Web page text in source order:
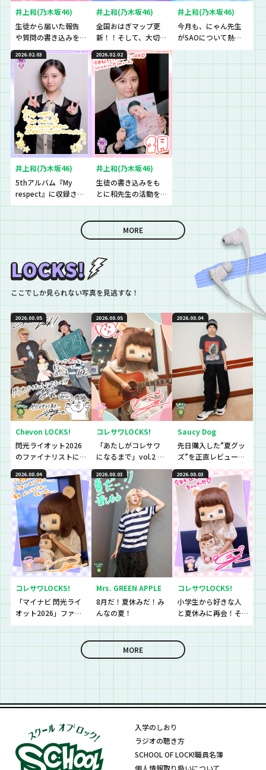
井上和(乃木坂46)
生徒から届いた報告
や質問の書き込みを
紹介！
井上和(乃木坂46)
全国おはぎマップ更
新！！そして、大切な
お知らせも。
井上和(乃木坂46)
今月も、にゃん先生
がSAOについて熱
く、熱く、熱く語り
2026.02.03
井上和(乃木坂46)
5thアルバム『My
respect』に収録され
ている5期生楽曲
2026.02.02
井上和(乃木坂46)
生徒の書き込みをも
とに和先生の活動を
振り返り！
MORE
ここでしか見られない写真を見逃すな！
2026.08.05
Chevon LOCKS!
閃光ライオット2026
のファイナリストに
思わず「なんであん
な上手いの？！」さ
らに今夜は『セット
リストNo.5』の授
業！
2026.08.05
コレサワLOCKS!
「あたしがコレサワ
になるまで」vol.2 開
催！！
2026.08.04
Saucy Dog
先日購入した”夏グッ
ズ”を正直レビューし
ていきました！
2026.08.04
コレサワLOCKS!
「マイナビ 閃光ライ
オット2026」ファイ
ナリストたちの音源
を聴いていきます！
2026.08.03
Mrs. GREEN APPLE
8月だ！夏休みだ！み
んなの夏！
2026.08.03
コレサワLOCKS!
小学生から好きな人
と夏休みに再会！そ
して、最後に嬉しいお
知らせも！
MORE
入学のしおり
ラジオの聴き方
SCHOOL OF LOCK!職員名簿